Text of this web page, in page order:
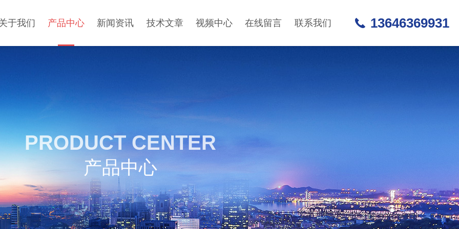
于我们 产品中心 新闻资讯 技术文章 视频中心 在线留言 联系我们 13646369931
PRODUCT CENTER
产品中心